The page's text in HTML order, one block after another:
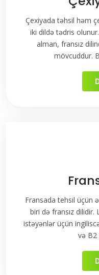
Çexiyada təhsil həm
iki dildə tədris
alman, fransız
mövcuddur.
Fransada tehsil üçün
biri də fransız dilidir.
istəyənlər üçün
və B2